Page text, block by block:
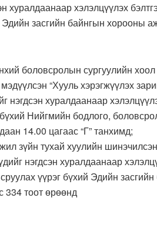
хуралдаанаар хэлэлцүүлэх
засгийн байнгын хорооны
боловсролын сургуулийн
“Хууль хэрэгжүүлэх
нэгдсэн хуралдаанаар
Нийгмийн бодлого,
14.00 цагаас “Г” танхимд;
зүйн тухай хуулийн
нэгдсэн хуралдаанаар
үүрэг бүхий Эдийн
334 тоот өрөөнд